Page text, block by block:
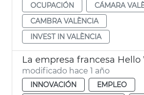
OCUPACIÓN
CÁMARA
CAMBRA VALÈNCIA
INVEST IN VALÈNCIA
modificado hace 1 año
INNOVACIÓN
EMPLEO